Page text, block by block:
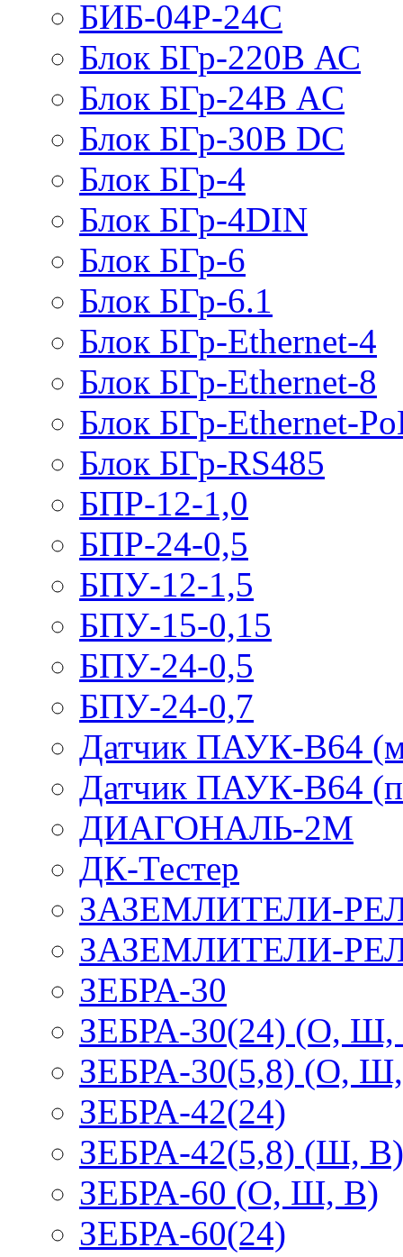
БИБ-04Р-24С
Блок БГр-220В АС
Блок БГр-24В AC
Блок БГр-30В DC
Блок БГр-4
Блок БГр-4DIN
Блок БГр-6
Блок БГр-6.1
Блок БГр-Ethernet-4
Блок БГр-Ethernet-8
Блок БГр-Ethernet-
Блок БГр-RS485
БПР-12-1,0
БПР-24-0,5
БПУ-12-1,5
БПУ-15-0,15
БПУ-24-0,5
БПУ-24-0,7
Датчик ПАУК-В64
Датчик ПАУК-В64
ДИАГОНАЛЬ-2М
ДК-Тестер
ЗАЗЕМЛИТЕЛИ-
ЗАЗЕМЛИТЕЛИ-
ЗЕБРА-30
ЗЕБРА-30(24) (О,
ЗЕБРА-30(5,8) (О,
ЗЕБРА-42(24)
ЗЕБРА-42(5,8) (Ш, В)
ЗЕБРА-60 (О, Ш, В)
ЗЕБРА-60(24)